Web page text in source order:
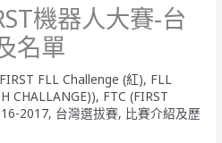
機器人大賽-台
名單
FIRST FLL Challenge (紅), FLL
CHALLANGE)), FTC (FIRST
2017, 台灣選拔賽, 比賽介紹及歷